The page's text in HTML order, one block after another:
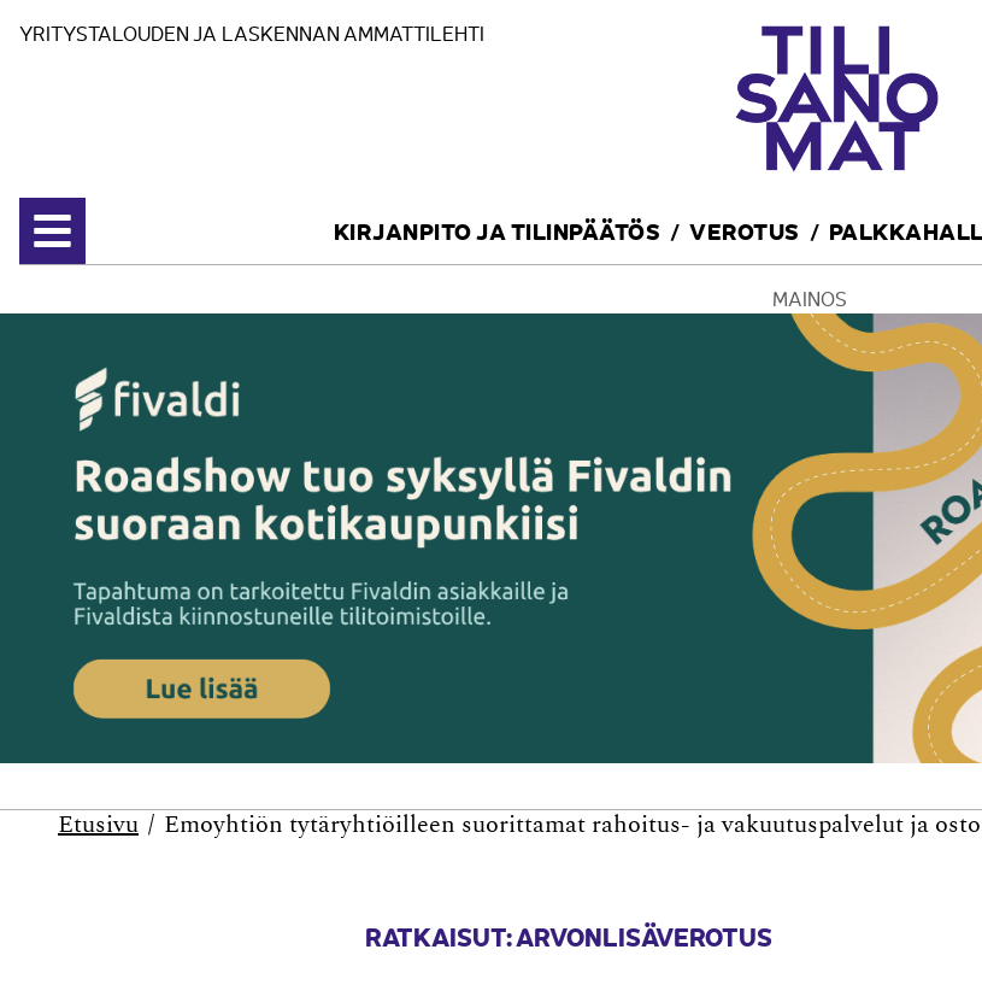
YRITYSTALOUDEN JA LASKENNAN AMMATTILEHTI
Avaa valikko
KIRJANPITO JA TILINPÄÄTÖS VEROTUS
MAINOS
Etusivu Emo­yhtiön tytär­yhtiöilleen suorittamat rahoitus- ja vakuutus­palvelut ja
RATKAISUT: ARVONLISÄVEROTUS